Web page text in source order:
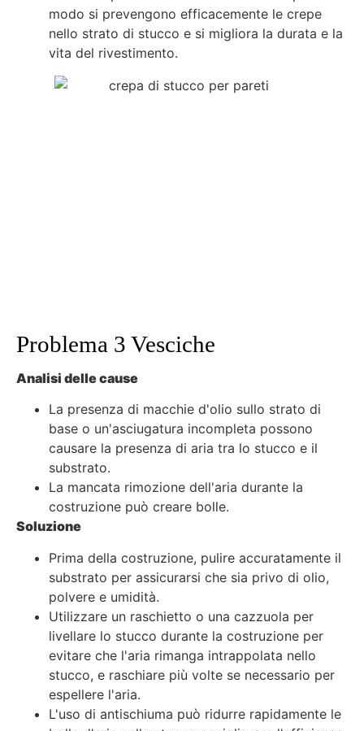
modo si prevengono efficacemente le crepe
nello strato di stucco e si migliora la durata e la
vita del rivestimento.
Problema 3 Vesciche
Analisi delle cause
La presenza di macchie d'olio sullo strato di
base o un'asciugatura incompleta possono
causare la presenza di aria tra lo stucco e il
substrato.
La mancata rimozione dell'aria durante la
costruzione può creare bolle.
Soluzione
Prima della costruzione, pulire accuratamente il
substrato per assicurarsi che sia privo di olio,
polvere e umidità.
Utilizzare un raschietto o una cazzuola per
livellare lo stucco durante la costruzione per
evitare che l'aria rimanga intrappolata nello
stucco, e raschiare più volte se necessario per
espellere l'aria.
L'uso di antischiuma può ridurre rapidamente le